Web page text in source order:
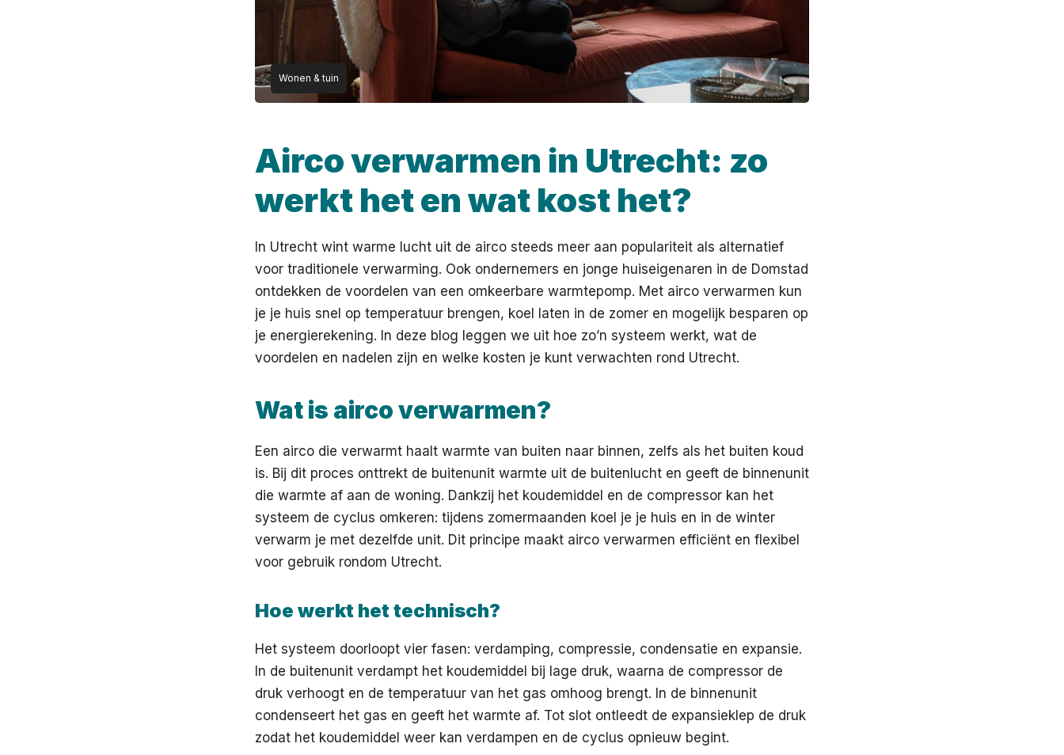
Wonen & tuin
Airco verwarmen in Utrecht: zo
werkt het en wat kost het?
In Utrecht wint warme lucht uit de airco steeds meer aan populariteit als alternatief
voor traditionele verwarming. Ook ondernemers en jonge huiseigenaren in de Domstad
ontdekken de voordelen van een omkeerbare warmtepomp. Met airco verwarmen kun
je je huis snel op temperatuur brengen, koel laten in de zomer en mogelijk besparen op
je energierekening. In deze blog leggen we uit hoe zo’n systeem werkt, wat de
voordelen en nadelen zijn en welke kosten je kunt verwachten rond Utrecht.
Wat is airco verwarmen?
Een airco die verwarmt haalt warmte van buiten naar binnen, zelfs als het buiten koud
is. Bij dit proces onttrekt de buitenunit warmte uit de buitenlucht en geeft de binnenunit
die warmte af aan de woning. Dankzij het koudemiddel en de compressor kan het
systeem de cyclus omkeren: tijdens zomermaanden koel je je huis en in de winter
verwarm je met dezelfde unit. Dit principe maakt airco verwarmen efficiënt en flexibel
voor gebruik rondom Utrecht.
Hoe werkt het technisch?
Het systeem doorloopt vier fasen: verdamping, compressie, condensatie en expansie.
In de buitenunit verdampt het koudemiddel bij lage druk, waarna de compressor de
druk verhoogt en de temperatuur van het gas omhoog brengt. In de binnenunit
condenseert het gas en geeft het warmte af. Tot slot ontleedt de expansieklep de druk
zodat het koudemiddel weer kan verdampen en de cyclus opnieuw begint.